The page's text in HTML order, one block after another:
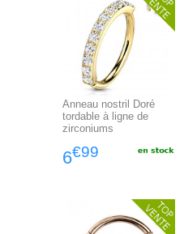
Anneau nostril Doré
tordable à ligne de
zirconiums
6€99